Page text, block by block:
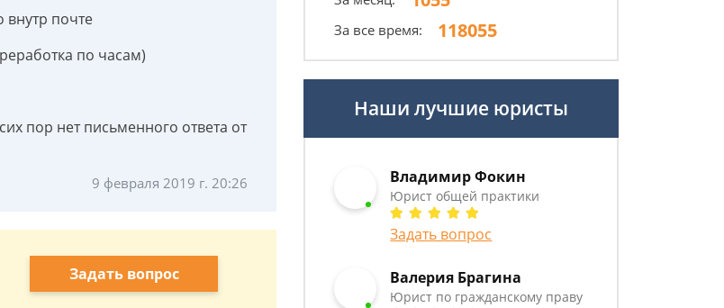
внутр почте
по часам)
пор нет письменного ответа от
9 февраля 2019 г. 20:26
Задать вопрос
За все время: 118055
Наши лучшие юристы
Владимир Фокин
Юрист общей практики
Задать вопрос
Валерия Брагина
Юрист по гражданскому праву